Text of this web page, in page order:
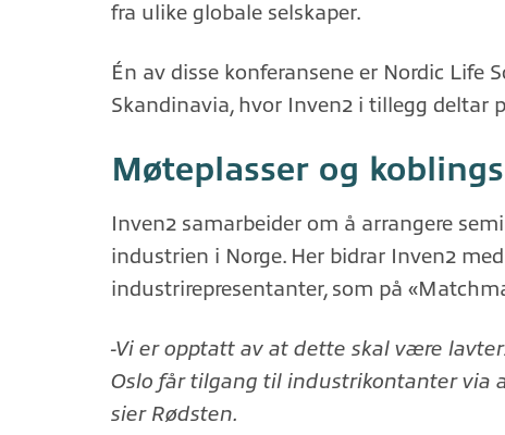
fra ulike globale selskaper.
Én av disse konferansene er Nordic Life
Skandinavia, hvor Inven2 i tillegg deltar
Møteplasser og
Inven2 samarbeider om å arrangere
industrien i Norge. Her bidrar Inven2
industrirepresentanter, som på
-Vi er opptatt av at dette skal være
Oslo får tilgang til industrikontanter via
sier Rødsten.